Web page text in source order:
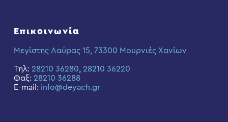
Επικοινωνία
Μεγίστης Λαύρας 15, 73300 Μουρνιές Χανίων
Τηλ: 28210 36280, 28210 36220
Φαξ: 28210 36288
E-mail: info@deyach.gr